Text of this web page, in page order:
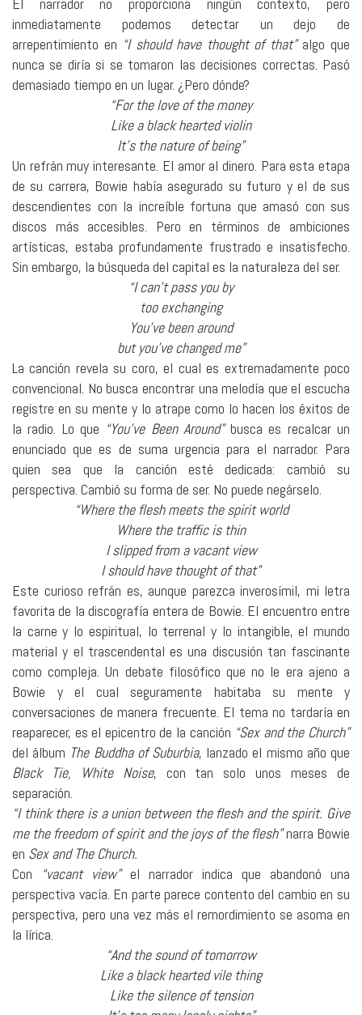
El narrador no proporciona ningún contexto, pero
inmediatamente podemos detectar un dejo de
arrepentimiento en “I should have thought of that”algo que
nunca se diría si se tomaron las decisiones correctas. Pasó
demasiado tiempo en un lugar. ¿Pero dónde?
“For the love of the money
Like a black hearted violin
It’s the nature of being”
Un refrán muy interesante. El amor al dinero. Para esta etapa
de su carrera, Bowie había asegurado su futuro y el de sus
descendientes con la increíble fortuna que amasó con sus
discos más accesibles. Pero en términos de ambiciones
artísticas, estaba profundamente frustrado e insatisfecho.
Sin embargo, la búsqueda del capital es la naturaleza del ser.
“I can’t pass you by
too exchanging
You’ve been around
but you’ve changed me”
La canción revela su coro, el cual es extremadamente poco
convencional. No busca encontrar una melodía que el escucha
registre en su mente y lo atrape como lo hacen los éxitos de
la radio. Lo que “You’ve Been Around”busca es recalcar un
enunciado que es de suma urgencia para el narrador. Para
quien sea que la canción esté dedicada: cambió su
perspectiva. Cambió su forma de ser. No puede negárselo.
“Where the flesh meets the spirit world
Where the traffic is thin
I slipped from a vacant view
I should have thought of that”
Este curioso refrán es, aunque parezca inverosímil, mi letra
favorita de la discografía entera de Bowie. El encuentro entre
la carne y lo espiritual, lo terrenal y lo intangible, el mundo
material y el trascendental es una discusión tan fascinante
como compleja. Un debate filosófico que no le era ajeno a
Bowie y el cual seguramente habitaba su mente y
conversaciones de manera frecuente. El tema no tardaría en
reaparecer, es el epicentro de la canción “Sex and the Church”
del álbum The Buddha of Suburbia, lanzado el mismo año que
Black Tie, White Noise, con tan solo unos meses de
separación.
“I think there is a union between the flesh and the spirit. Give
me the freedom of spirit and the joys of the flesh”narra Bowie
en Sex and The Church.
Con
“vacant view”el narrador indica que abandonó una
perspectiva vacía. En parte parece contento del cambio en su
perspectiva, pero una vez más el remordimiento se asoma en
la lírica.
“And the sound of tomorrow
Like a black hearted vile thing
Like the silence of tension